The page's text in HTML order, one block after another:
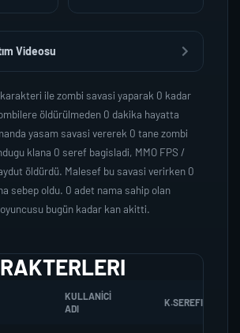
Videosu
ile zombi savasi yaparak 0 kadar
öldürülmeden 0 dakika hayatta
yasam savasi vererek 0 tane zombi
klana 0 seref bagisladi, MMO FPS /
öldürdü. Malesef bu savasi verirken 0
sebep oldu. 0 adet nama sahip olan
bugün kadar kan akitti.
KULLANICI
ADI
K.SEREFI